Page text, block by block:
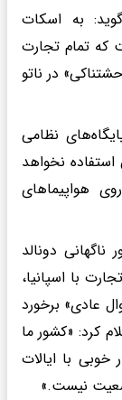
به اسکات
که تمام تجارت
در ناتو
نظامی
نخواهد
هواپیماهای
دونالد
با اسپانیا،
عادی» برخورد
کرد: «کشور ما
خوبی با ایالات
نیست.»